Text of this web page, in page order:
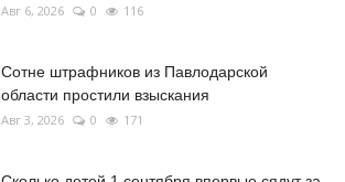
Авг 6, 2026 0 116
Сотне штрафников из Павлодарской
области простили взыскания
Авг 3, 2026 0 171